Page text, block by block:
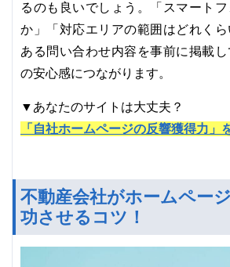
るのも良いでしょう。「スマート
か」「対応エリアの範囲はどれくら
ある問い合わせ内容を事前に掲載
の安心感につながります。
▼あなたのサイトは大丈夫？
「自社ホームページの反響獲得力」
不動産会社がホームペー
功させるコツ！